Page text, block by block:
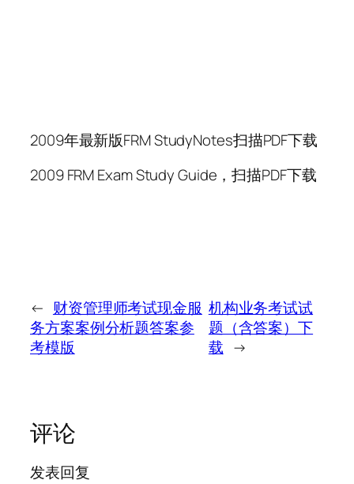
2009年最新版FRM StudyNotes扫描PDF下载
2009 FRM Exam Study Guide，扫描PDF下载
← 财资管理师考试现金服
务方案案例分析题答案参
考模版
机构业务考试试
题（含答案）下
载 →
评论
发表回复